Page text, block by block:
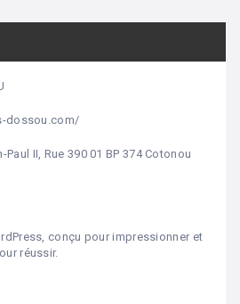
dossou.com/
Paul II, Rue 390 01 BP 374 Cotonou
conçu pour impressionner et
réussir.